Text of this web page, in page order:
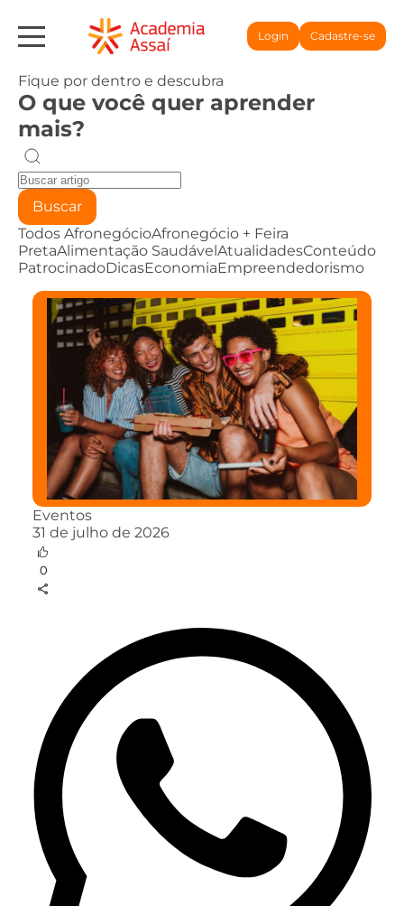
Login Cadastre-se
Fique por dentro e descubra
O que você quer aprender
mais?
Buscar
Todos AfronegócioAfronegócio + Feira
PretaAlimentação SaudávelAtualidadesConteúdo
PatrocinadoDicasEconomiaEmpreendedorismo
Eventos
31 de julho de 2026
0